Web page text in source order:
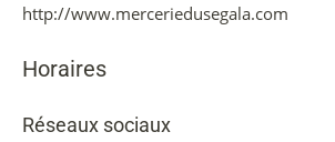
http://www.merceriedusegala.com
Horaires
Réseaux sociaux